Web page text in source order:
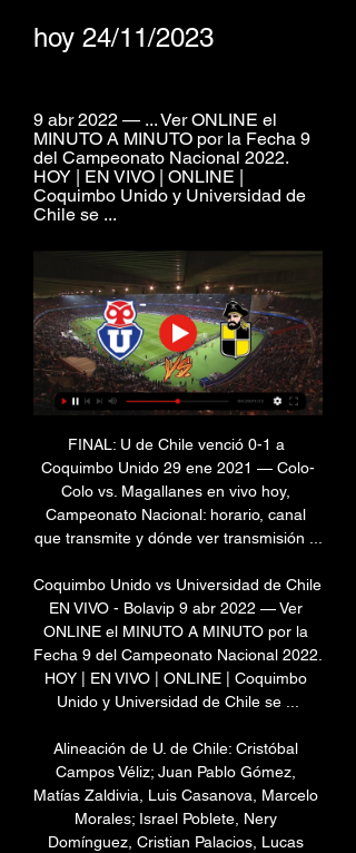
hoy 24/11/2023
9 abr 2022 — ... Ver ONLINE el
MINUTO A MINUTO por la Fecha 9
del Campeonato Nacional 2022.
HOY | EN VIVO | ONLINE |
Coquimbo Unido y Universidad de
Chile se ...
FINAL: U de Chile venció 0-1 a
Coquimbo Unido 29 ene 2021 — Colo-
Colo vs. Magallanes en vivo hoy,
Campeonato Nacional: horario, canal
que transmite y dónde ver transmisión ...
Coquimbo Unido vs Universidad de Chile
EN VIVO - Bolavip 9 abr 2022 — Ver
ONLINE el MINUTO A MINUTO por la
Fecha 9 del Campeonato Nacional 2022.
HOY | EN VIVO | ONLINE | Coquimbo
Unido y Universidad de Chile se ...
Alineación de U. de Chile: Cristóbal
Campos Véliz; Juan Pablo Gómez,
Matías Zaldivia, Luis Casanova, Marcelo
Morales; Israel Poblete, Nery
Domínguez, Cristian Palacios, Lucas